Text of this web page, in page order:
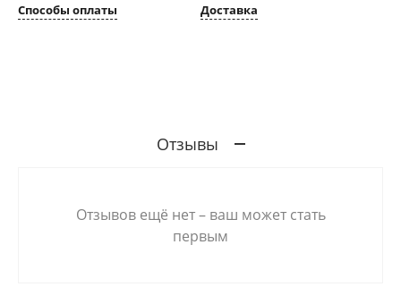
Способы оплаты Доставка
Отзывы
Отзывов ещё нет – ваш может стать
первым